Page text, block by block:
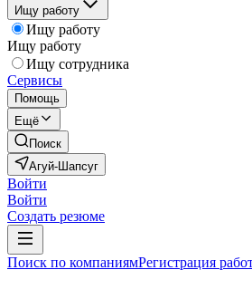
Ищу работу
Ищу работу
Ищу работу
Ищу сотрудника
Сервисы
Помощь
Ещё
Поиск
Агуй-Шапсуг
Войти
Войти
Создать резюме
Поиск по компаниямРегистрация